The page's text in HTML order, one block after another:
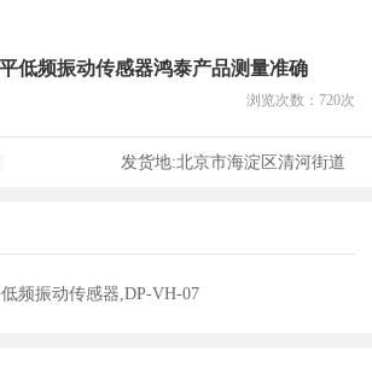
低频振动传感器鸿泰产品测量准确
浏览次数： 720次
发货地:北京市海淀区清河街道
频振动传感器,DP-VH-07